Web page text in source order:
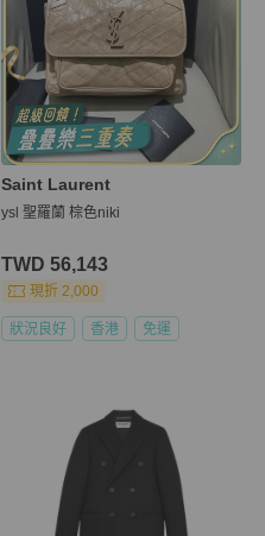
Saint Laurent
ysl 聖羅蘭 棕色niki
TWD 56,143
現折 2,000
狀況良好 香港 免運